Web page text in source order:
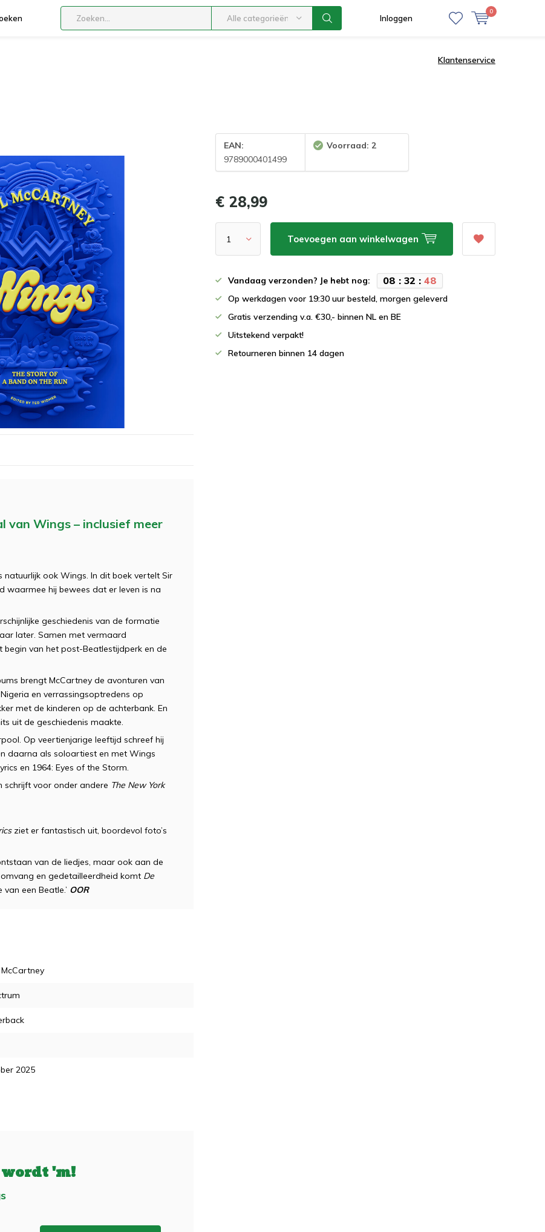
Alle categorieën Inloggen
0
Klantenservice
EAN:
9789000401499
Voorraad: 2
€ 28,99
Toevoegen aan winkelwagen
Vandaag verzonden? Je hebt nog: 08 :32 :47
Op werkdagen voor 19:30 uur besteld, morgen geleverd
Gratis verzending v.a. €30,- binnen NL en BE
Uitstekend verpakt!
Retourneren binnen 14 dagen
van Wings – inclusief meer
ook Wings. In dit boek vertelt Sir
waarmee hij bewees dat er leven is na
geschiedenis van de formatie
later. Samen met vermaard
van het post-Beatlestijdperk en de
brengt McCartney de avonturen van
en verrassingsoptredens op
met de kinderen op de achterbank. En
uit de geschiedenis maakte.
Op veertienjarige leeftijd schreef hij
daarna als soloartiest en met Wings
en 1964: Eyes of the Storm.
schrijft voor onder andere The New York
ziet er fantastisch uit, boordevol foto’s
van de liedjes, maar ook aan de
en gedetailleerdheid komt De
een Beatle.’ OOR
2025
'm!